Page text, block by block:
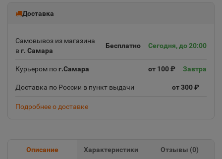
Доставка
Самовывоз из магазина
в г. Самара
Бесплатно Сегодня, до 20:00
Курьером пог.Самара от 100 ₽ Завтра
Доставка по России в пункт выдачи от 300 ₽
Подробнее о доставке
Описание Характеристики Отзывы (0)